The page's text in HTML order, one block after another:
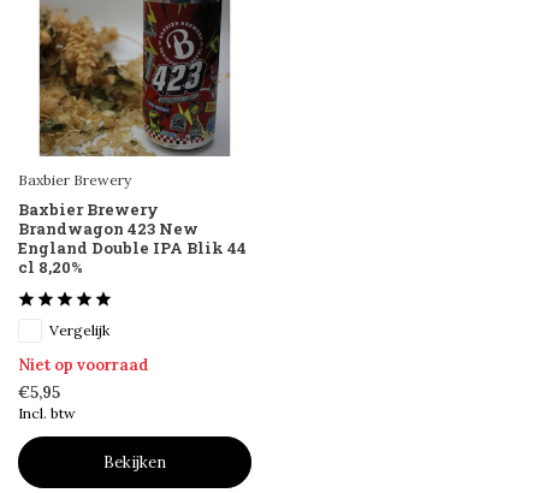
Baxbier Brewery
Baxbier Brewery
Brandwagon 423 New
England Double IPA Blik 44
cl 8,20%
Vergelijk
Niet op voorraad
€5,95
Incl. btw
Bekijken